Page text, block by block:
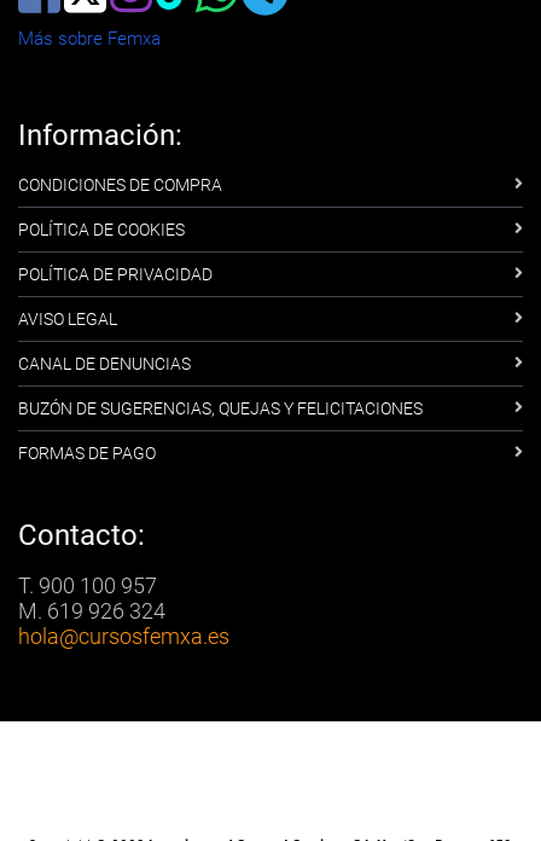
Más sobre Femxa
Información:
CONDICIONES DE COMPRA
POLÍTICA DE COOKIES
POLÍTICA DE PRIVACIDAD
AVISO LEGAL
CANAL DE DENUNCIAS
BUZÓN DE SUGERENCIAS, QUEJAS Y FELICITACIONES
FORMAS DE PAGO
Contacto:
T. 900 100 957
M. 619 926 324
hola@cursosfemxa.es